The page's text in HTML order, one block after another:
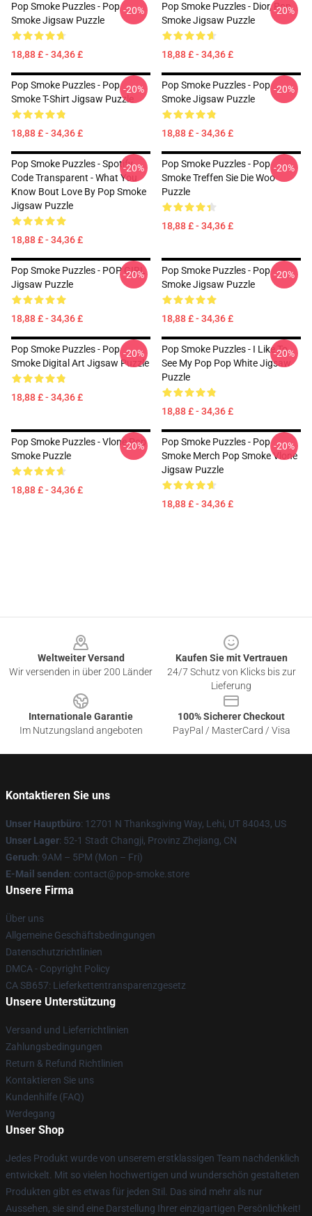
Pop Smoke Puzzles - Pop
Smoke Jigsaw Puzzle
18,88 £ - 34,36 £
-20%
Pop Smoke Puzzles - Dior, Pop
Smoke Jigsaw Puzzle
18,88 £ - 34,36 £
-20%
Pop Smoke Puzzles - Pop
Smoke T-Shirt Jigsaw Puzzle
18,88 £ - 34,36 £
-20%
Pop Smoke Puzzles - Pop
Smoke Jigsaw Puzzle
18,88 £ - 34,36 £
-20%
Pop Smoke Puzzles - Spotify
Code Transparent - What You
Know Bout Love By Pop Smoke
Jigsaw Puzzle
18,88 £ - 34,36 £
-20%
Pop Smoke Puzzles - Pop
Smoke Treffen Sie Die Woo
Puzzle
18,88 £ - 34,36 £
-20%
Pop Smoke Puzzles - POP GIRL
Jigsaw Puzzle
18,88 £ - 34,36 £
-20%
Pop Smoke Puzzles - Pop
Smoke Jigsaw Puzzle
18,88 £ - 34,36 £
-20%
Pop Smoke Puzzles - Pop
Smoke Digital Art Jigsaw Puzzle
18,88 £ - 34,36 £
-20%
Pop Smoke Puzzles - I Like To
See My Pop Pop White Jigsaw
Puzzle
18,88 £ - 34,36 £
-20%
Pop Smoke Puzzles - Vlone Pop
Smoke Puzzle
18,88 £ - 34,36 £
-20%
Pop Smoke Puzzles - Pop
Smoke Merch Pop Smoke Vlone
Jigsaw Puzzle
18,88 £ - 34,36 £
-20%
Weltweiter Versand
Wir versenden in über 200 Länder
Kaufen Sie mit Vertrauen
24/7 Schutz von Klicks bis zur
Lieferung
Internationale Garantie
Im Nutzungsland angeboten
100% Sicherer Checkout
PayPal / MasterCard / Visa
Kontaktieren Sie uns
Unser Hauptbüro: 12701 N Thanksgiving Way, Lehi, UT 84043, US
Unser Lager: 52-1 Stadt Changji, Provinz Zhejiang, CN
Geruch: 9AM – 5PM (Mon – Fri)
E-Mail senden: contact@pop-smoke.store
Unsere Firma
Über uns
Allgemeine Geschäftsbedingungen
Datenschutzrichtlinien
DMCA - Copyright Policy
CA SB657: Lieferkettentransparenzgesetz
Unsere Unterstützung
Versand und Lieferrichtlinien
Zahlungsbedingungen
Return & Refund Richtlinien
Kontaktieren Sie uns
Kundenhilfe (FAQ)
Werdegang
Unser Shop
Jedes Produkt wurde von unserem erstklassigen Team nachdenklich
entwickelt. Mit so vielen hochwertigen und wunderschön gestalteten
Produkten gibt es etwas für jeden Stil. Das sind mehr als nur
Aussehen, sie sind eine Darstellung Ihrer einzigartigen Persönlichkeit!